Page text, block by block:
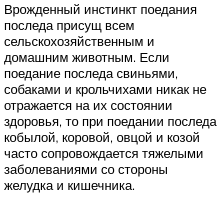
Врожденный инстинкт поедания
последа присущ всем
сельскохозяйственным и
домашним животным. Если
поедание последа свиньями,
собаками и крольчихами никак не
отражается на их состоянии
здоровья, то при поедании последа
кобылой, коровой, овцой и козой
часто сопровождается тяжелыми
заболеваниями со стороны
желудка и кишечника.